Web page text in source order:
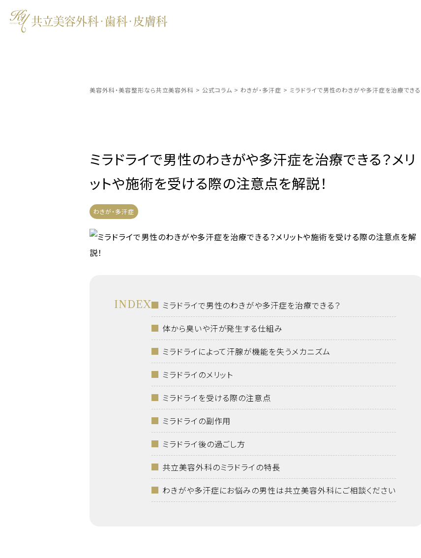
美容外科・美容整形なら共立美容外科 > 公式コラム > わきが・多汗症 > ミラドライで男性のわきがや多汗症を治療でき
ミラドライで男性のわきがや多汗症を治療できる？メリ
ットや施術を受ける際の注意点を解説！
わきが・多汗症
INDEX
ミラドライで男性のわきがや多汗症を治療できる？
体から臭いや汗が発生する仕組み
ミラドライによって汗腺が機能を失うメカニズム
ミラドライのメリット
ミラドライを受ける際の注意点
ミラドライの副作用
ミラドライ後の過ごし方
共立美容外科のミラドライの特長
わきがや多汗症にお悩みの男性は共立美容外科にご相談ください